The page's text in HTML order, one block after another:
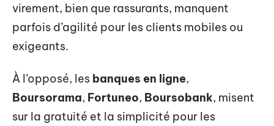
virement, bien que rassurants, manquent
parfois d’agilité pour les clients mobiles ou
exigeants.
À l’opposé, les banques en ligne,
Boursorama, Fortuneo, Boursobank, misent
sur la gratuité et la simplicité pour les